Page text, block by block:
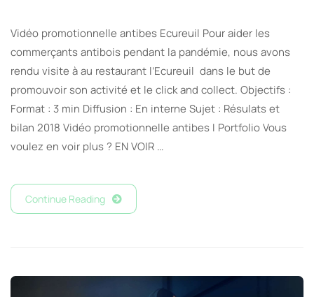
Vidéo promotionnelle antibes Ecureuil Pour aider les
commerçants antibois pendant la pandémie, nous avons
rendu visite à au restaurant l’Ecureuil dans le but de
promouvoir son activité et le click and collect. Objectifs :
Format : 3 min Diffusion : En interne Sujet : Résulats et
bilan 2018 Vidéo promotionnelle antibes I Portfolio Vous
voulez en voir plus ? EN VOIR …
Continue Reading